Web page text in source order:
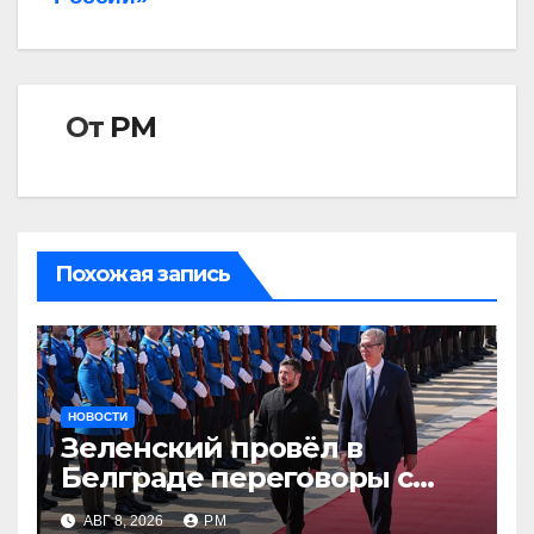
От РМ
Похожая запись
НОВОСТИ
Зеленский провёл в
Белграде переговоры с
Вучичем
АВГ 8, 2026 РМ